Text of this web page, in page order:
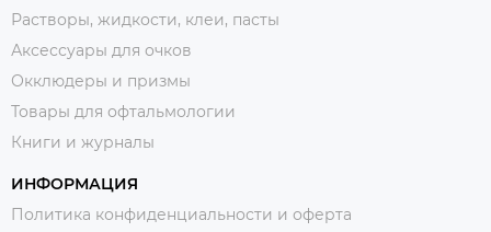
Растворы, жидкости, клеи, пасты
Аксессуары для очков
Окклюдеры и призмы
Товары для офтальмологии
Книги и журналы
ИНФОРМАЦИЯ
Политика конфиденциальности и оферта